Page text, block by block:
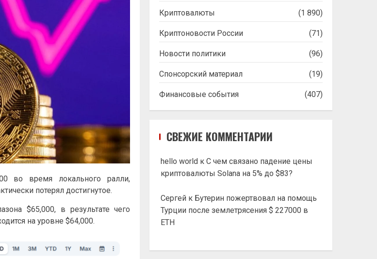
во время локального ралли,
потерял достигнутое.
$65,000, в результате чего
на уровне $64,000.
Криптовалюты (1 890)
Криптоновости России (71)
Новости политики (96)
Спонсорский материал (19)
Финансовые события (407)
СВЕЖИЕ КОММЕНТАРИИ
hello world кС чем связано падение цены
криптовалюты Solana на 5% до $83?
Сергей к Бутерин пожертвовал на помощь
Турции после землетрясения $ 227000 в
ETH